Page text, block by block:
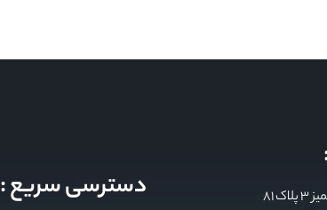
دسترسی سریع :